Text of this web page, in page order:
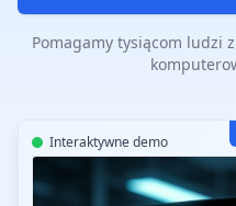
Pomagamy tysiącom ludzi
Interaktywne demo